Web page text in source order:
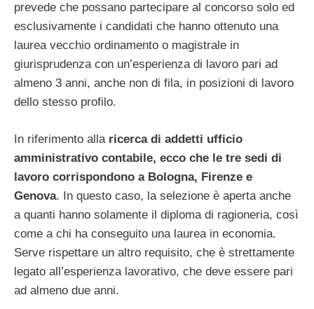
prevede che possano partecipare al concorso solo ed
esclusivamente i candidati che hanno ottenuto una
laurea vecchio ordinamento o magistrale in
giurisprudenza con un’esperienza di lavoro pari ad
almeno 3 anni, anche non di fila, in posizioni di lavoro
dello stesso profilo.
In riferimento alla ricerca di addetti ufficio
amministrativo contabile, ecco che le tre sedi di
lavoro corrispondono a Bologna, Firenze e
Genova. In questo caso, la selezione è aperta anche
a quanti hanno solamente il diploma di ragioneria, così
come a chi ha conseguito una laurea in economia.
Serve rispettare un altro requisito, che è strettamente
legato all’esperienza lavorativo, che deve essere pari
ad almeno due anni.